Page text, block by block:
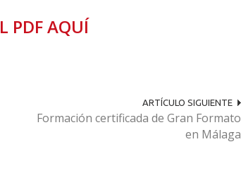
PDF AQUÍ
ARTÍCULO SIGUIENTE
Formación certificada de Gran Formato
en Málaga